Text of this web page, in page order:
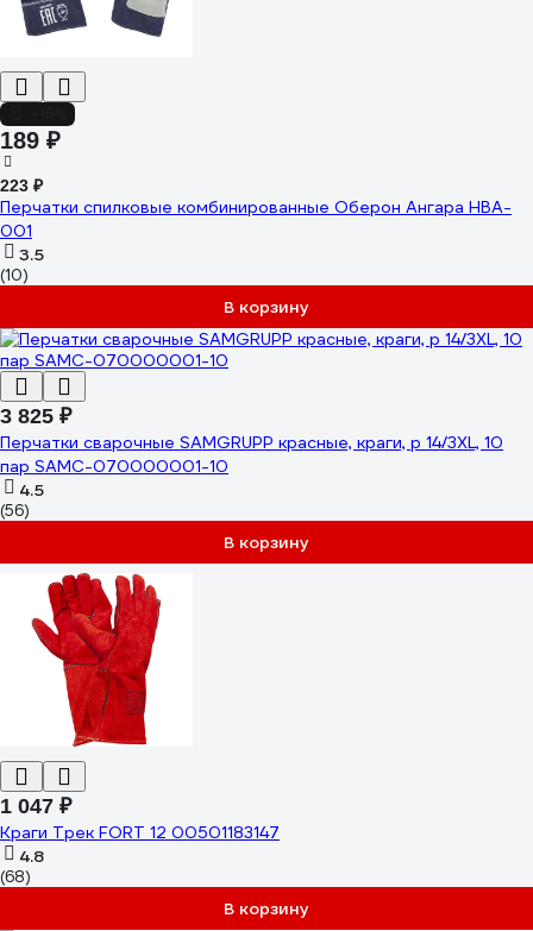
189 ₽
223 ₽
Перчатки спилковые комбинированные Оберон Ангара HBA-
001
3.5
(10)
В корзину
3 825 ₽
Перчатки сварочные SAMGRUPP красные, краги, р 14/3XL, 10
пар SAMC-070000001-10
4.5
(56)
В корзину
1 047 ₽
Краги Трек FORT 12 00501183147
4.8
(68)
В корзину